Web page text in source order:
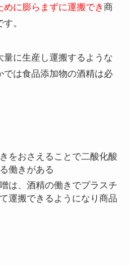
に膨らまずに運搬でき 商
。
量に生産し運搬するような
では食品添加物の酒精は必
をおさえることで二酸化酸
働きがある
は、酒精の働きでプラスチ
運搬できるようになり商品